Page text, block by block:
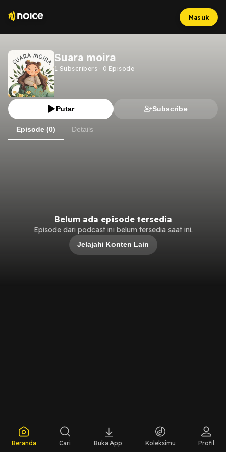
Masuk
Suara moira
1 Subscribers · 0 Episode
Putar Subscribe
Episode (0) Details
Belum ada episode tersedia
Episode dari podcast ini belum tersedia saat ini.
Jelajahi Konten Lain
Beranda Cari Buka App Koleksimu Profil